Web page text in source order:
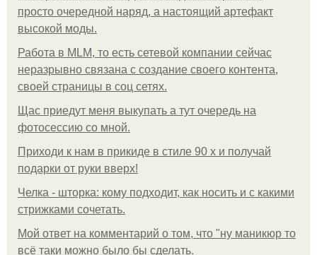
просто очередной наряд, а настоящий артефакт
высокой моды.
Работа в MLM, то есть сетевой компании сейчас
неразрывно связана с создание своего контента,
своей страницы в соц сетях.
Щас приедут меня выкупать а тут очередь на
фотосессию со мной.
Приходи к нам в прикиде в стиле 90 х и получай
подарки от руки вверх!
Челка - шторка: кому подходит, как носить и с какими
стрижками сочетать.
Мой ответ на комментарий о том, что "ну маникюр то
всё таки можно было бы сделать.